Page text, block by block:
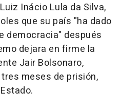
Inácio Lula da Silva,
que su país "ha dado
democracia" después
dejara en firme la
Jair Bolsonaro,
meses de prisión,